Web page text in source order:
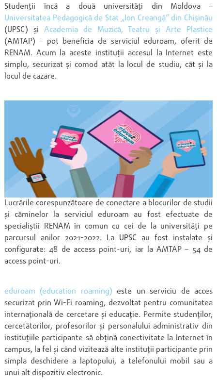
Studenții încă a două universități din Moldova –
Universitatea Pedagogică de Stat „Ion Creangă” din Chișinău
(UPSC) și Academia de Muzică, Teatru și Arte Plastice
(AMTAP) – pot beneficia de serviciul eduroam, oferit de
RENAM. Acum la aceste instituții accesul la Internet este
simplu, securizat și comod atât la locul de studiu, cât și la
locul de cazare.
Lucrările corespunzătoare de conectare a blocurilor de studii
și căminelor la serviciul eduroam au fost efectuate de
specialiștii RENAM în comun cu cei de la universități pe
parcursul anilor 2021-2022. La UPSC au fost instalate și
configurate: 48 de access point-uri, iar la AMTAP – 54 de
access point-uri.
eduroam (education roaming) este un serviciu de acces
securizat prin Wi-Fi roaming, dezvoltat pentru comunitatea
internațională de cercetare și educație. Permite studenților,
cercetătorilor, profesorilor și personalului administrativ din
instituțiile participante să obțină conectivitate la Internet în
campus, la fel și când vizitează alte instituții participante prin
simpla deschidere a laptopului, a telefonului mobil sau a
unui alt dispozitiv electronic.